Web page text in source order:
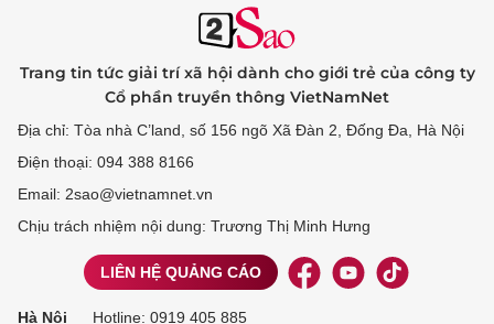
Trang tin tức giải trí xã hội dành cho giới trẻ của công ty
Cổ phần truyền thông VietNamNet
Địa chỉ: Tòa nhà C’land, số 156 ngõ Xã Đàn 2, Đống Đa, Hà Nội
Điện thoại: 094 388 8166
Email: 2sao@vietnamnet.vn
Chịu trách nhiệm nội dung: Trương Thị Minh Hưng
LIÊN HỆ QUẢNG CÁO
Hà Nội Hotline: 0919 405 885